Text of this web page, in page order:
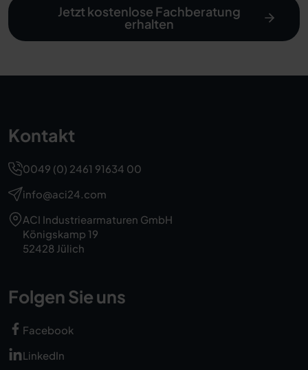
Jetzt kostenlose Fachberatung
erhalten
Kontakt
0049 (0) 2461 91634 00
info@aci24.com
ACI Industriearmaturen GmbH
Königskamp 19
52428 Jülich
Folgen Sie uns
Facebook
LinkedIn